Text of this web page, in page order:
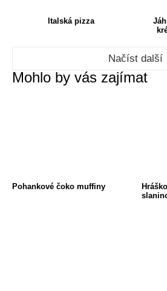
Italská pizza
Načíst další
Mohlo by vás zajímat
Pohankové čoko muffiny